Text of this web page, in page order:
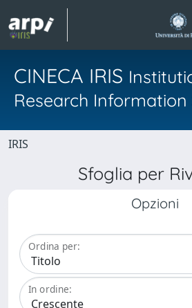
CINECA IRIS
Research Information
IRIS
Sfoglia per
Opzioni
Ordina per:
In ordine: